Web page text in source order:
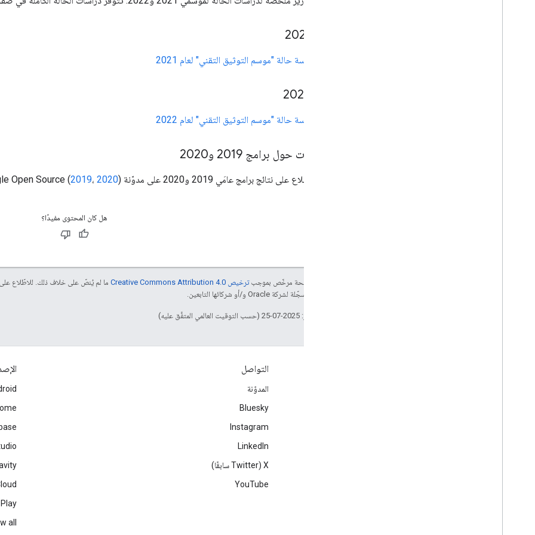
تقرير دراسة حالة "موسم التوثيق التقني" لعام 2021
تقرير دراسة حالة "موسم التوثيق التقني" لعام 2022
إحصاءات حول برامج 2019 و2020
يمكن الاطّلاع على نتائج برامج عامَي 2019 و2020 على مدوّنة Google Open Source ( 2019، 2020).
هل كان المحتوى مفيدًا؟
إنّ محتوى هذه الصفحة مرخّص بموجبترخيص Creative Commons Attribution 4.0‏ ما لم يُنصّ على خلاف ذلك. للاطّلاع
هي علامة تجارية مسجّلة لشركة Oracle و/أو شركائها التابعين.
تاريخ التعديل الأخير: 2025-07-25 (حسب التوقيت العالمي المتفَّق عليه)
التواصل
المدوّنة
Bluesky
Instagram
LinkedIn
‫X ‏(Twitter سابقًا)
YouTube
all